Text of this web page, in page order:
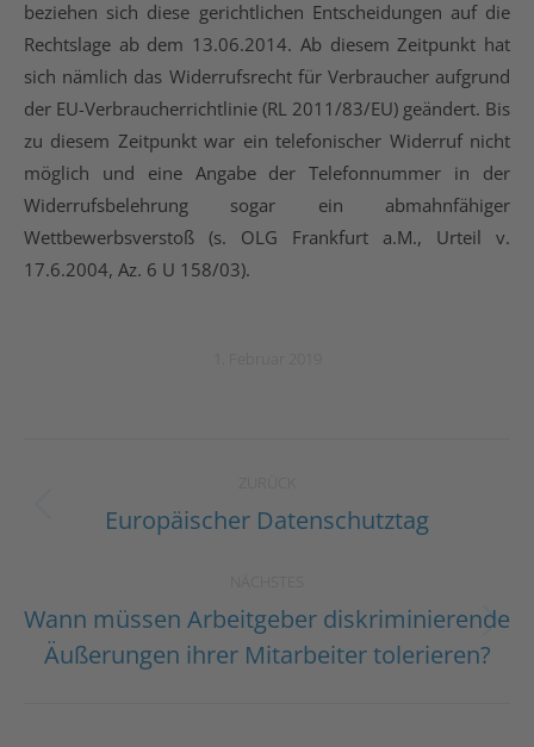
beziehen sich diese gerichtlichen Entscheidungen auf die
Rechtslage ab dem 13.06.2014. Ab diesem Zeitpunkt hat
sich nämlich das Widerrufsrecht für Verbraucher aufgrund
der EU-Verbraucherrichtlinie (RL 2011/83/EU) geändert. Bis
zu diesem Zeitpunkt war ein telefonischer Widerruf nicht
möglich und eine Angabe der Telefonnummer in der
Widerrufsbelehrung sogar ein abmahnfähiger
Wettbewerbsverstoß (s. OLG Frankfurt a.M., Urteil v.
17.6.2004, Az. 6 U 158/03).
Vorheriger
Europäischer Datenschutztag
Nächster
Beitrag:
Wann müssen Arbeitgeber diskriminierende
Äußerungen ihrer Mitarbeiter tolerieren?